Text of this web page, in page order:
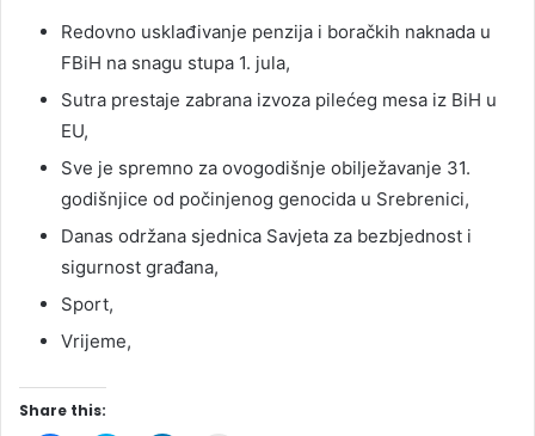
Redovno usklađivanje penzija i boračkih naknada u
FBiH na snagu stupa 1. jula,
Sutra prestaje zabrana izvoza pilećeg mesa iz BiH u
EU,
Sve je spremno za ovogodišnje obilježavanje 31.
godišnjice od počinjenog genocida u Srebrenici,
Danas održana sjednica Savjeta za bezbjednost i
sigurnost građana,
Sport,
Vrijeme,
Share this: